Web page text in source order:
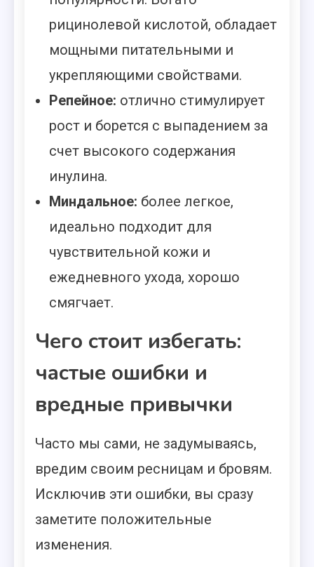
рицинолевой кислотой, обладает
мощными питательными и
укрепляющими свойствами.
Репейное: отлично стимулирует
рост и борется с выпадением за
счет высокого содержания
инулина.
Миндальное: более легкое,
идеально подходит для
чувствительной кожи и
ежедневного ухода, хорошо
смягчает.
Чего стоит избегать:
частые ошибки и
вредные привычки
Часто мы сами, не задумываясь,
вредим своим ресницам и бровям.
Исключив эти ошибки, вы сразу
заметите положительные
изменения.